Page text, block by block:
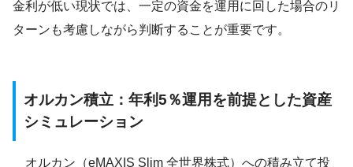
金利が低い現状では、一定の資金を運用に回した場合のリ
ターンも考慮しながら判断することが重要です。
オルカン積立：年利5％運用を前提とした資産
シミュレーション
オルカン（eMAXIS Slim 全世界株式）への積み立て投